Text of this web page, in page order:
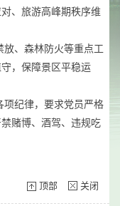
、旅游高峰期秩序维
、森林防火等重点工
，保障景区平稳运
纪律，要求党员严格
赌博、酒驾、违规吃
顶部 关闭